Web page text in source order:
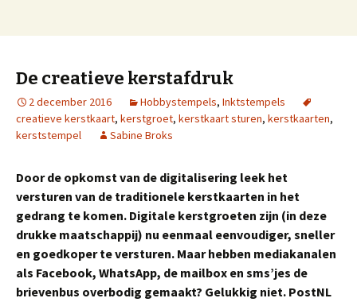
overige stempel produkten
De creatieve kerstafdruk
2 december 2016 Hobbystempels, Inktstempels
creatieve kerstkaart, kerstgroet, kerstkaart sturen, kerstkaarten,
kerststempel
Sabine Broks
Door de opkomst van de digitalisering leek het
versturen van de traditionele kerstkaarten in het
gedrang te komen. Digitale kerstgroeten zijn (in deze
drukke maatschappij) nu eenmaal eenvoudiger, sneller
en goedkoper te versturen. Maar hebben mediakanalen
als Facebook, WhatsApp, de mailbox en sms’jes de
brievenbus overbodig gemaakt? Gelukkig niet. PostNL